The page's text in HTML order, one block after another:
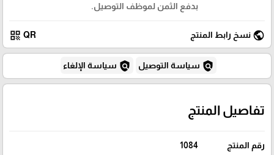
بدفع الثمن لموظف التوصيل.
public نسخ رابط المنتج QR
qr_code
policy سياسة التوصيل policy سياسة الإلغاء
تفاصيل المنتج
رقم المنتج 1084